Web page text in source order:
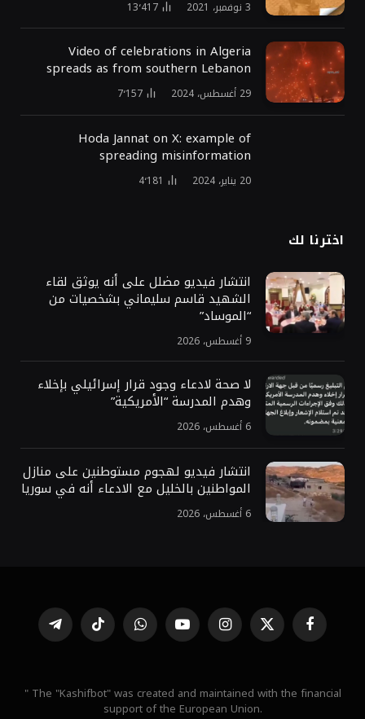
3 نوفمبر، 2021 13٬417
Video of celebrations in Algeria
spreads as from southern Lebanon
29 أغسطس، 2024 7٬157
Hoda Jannat on X: example of
spreading misinformation
20 يناير، 2024 4٬181
اخترنا لك
انتشار فيديو مضلل على أنه يوثق لقاء
الشهيد قاسم سليماني بشخصيات من
“الموساد”
9 أغسطس، 2026
لا صحة لادعاء وجود قرار إسرائيلي بإخلاء
وهدم المدرسة “الأمريكية”
6 أغسطس، 2026
انتشار فيديو لهجوم مستوطنين على منازل
المواطنين بالخليل مع الادعاء أنه في سوريا
6 أغسطس، 2026
فيسبوك X
(Twitter)
الانستغراميوتيوب واتساب تيكتوك تيلقرام
" The "Kashifbot" was created and maintained with the financial
support of the European Union.